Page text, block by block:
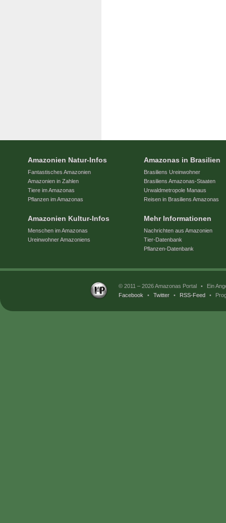
Amazonien Natur-Infos
Fantastisches Amazonien
Amazonien in Zahlen
Tiere im Amazonas
Pflanzen im Amazonas
Amazonien Kultur-Infos
Menschen im Amazonas
Ureinwohner Amazoniens
Amazonas in Brasilien
Brasiliens Ureinwohner
Brasiliens Amazonas-Staaten
Urwaldmetropole Manaus
Reisen in Brasiliens Amazonas
Mehr Informationen
Nachrichten aus Amazonien
Tier-Datenbank
Pflanzen-Datenbank
© 2011 – 2026 Amazonas Portal •
Ein
Facebook
• Twitter • RSS-Feed •